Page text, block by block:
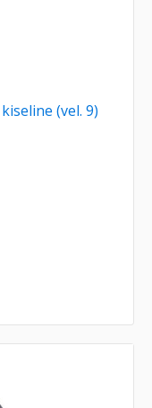
(vel. 9)